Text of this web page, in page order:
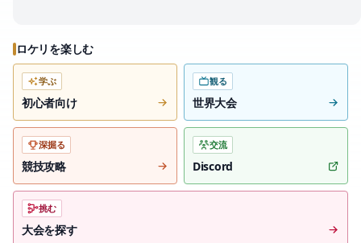
ロケリを楽しむ
学ぶ
初心者向け
観る
世界大会
深掘る
競技攻略
交流
Discord
挑む
大会を探す